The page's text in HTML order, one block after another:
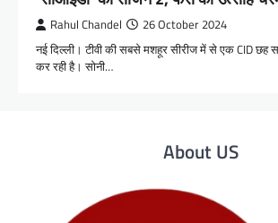
Rahul Chandel 26 October 2024
नई दिल्ली। टीवी की सबसे मशहूर सीरीज में से एक CID छह
कर रही है। सोनी…
About US